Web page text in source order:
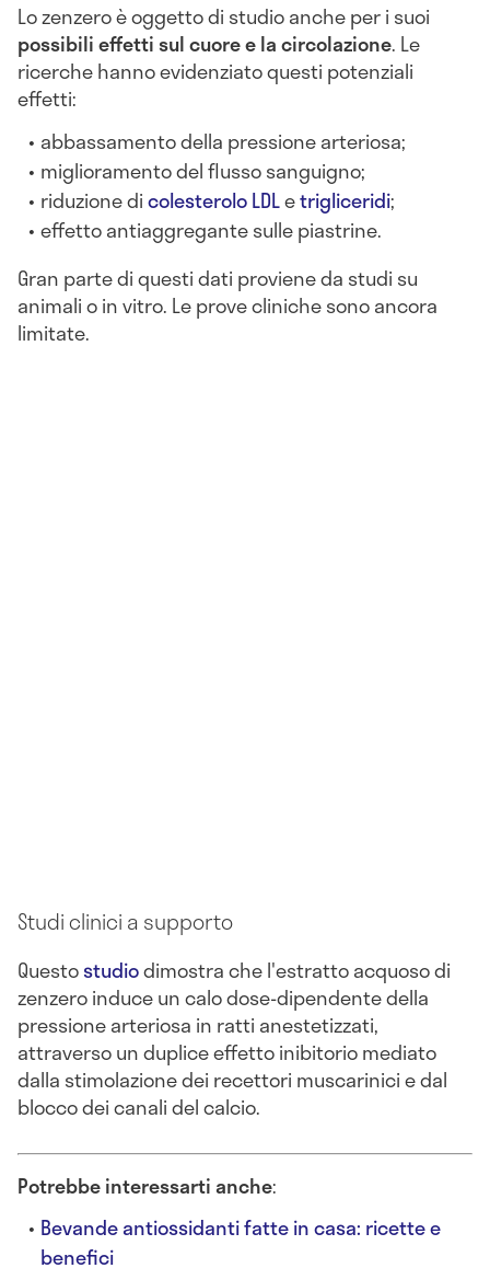
Lo zenzero è oggetto di studio anche per i suoi
possibili effetti sul cuore e la circolazione. Le
ricerche hanno evidenziato questi potenziali
effetti:
abbassamento della pressione arteriosa;
miglioramento del flusso sanguigno;
riduzione dicolesterolo LDLetrigliceridi;
effetto antiaggregante sulle piastrine.
Gran parte di questi dati proviene da studi su
animali o in vitro. Le prove cliniche sono ancora
limitate.
Studi clinici a supporto
Questostudiodimostra che l'estratto acquoso di
zenzero induce un calo dose-dipendente della
pressione arteriosa in ratti anestetizzati,
attraverso un duplice effetto inibitorio mediato
dalla stimolazione dei recettori muscarinici e dal
blocco dei canali del calcio.
Potrebbe interessarti anche:
Bevande antiossidanti fatte in casa: ricette e
benefici